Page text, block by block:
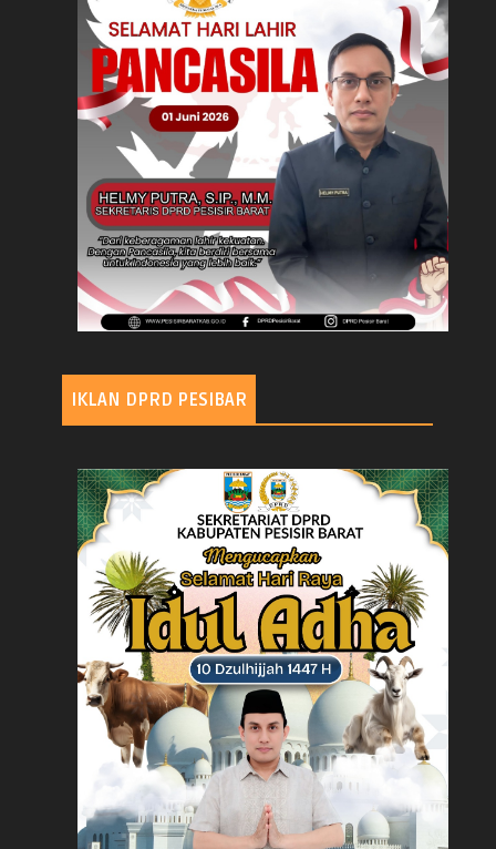
IKLAN DPRD PESIBAR